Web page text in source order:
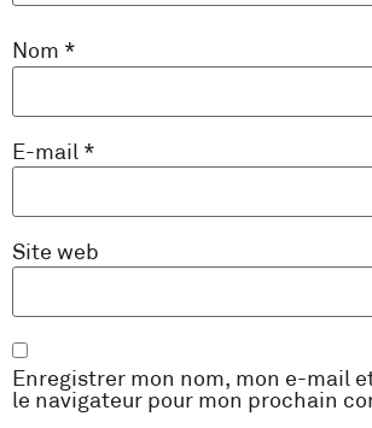
Nom *
E-mail *
Site web
Enregistrer mon nom, mon e-mail
le navigateur pour mon prochain